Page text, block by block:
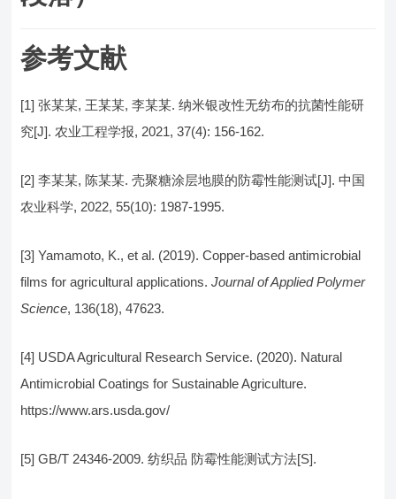
参考文献
[1] 张某某, 王某某, 李某某. 纳米银改性无纺布的抗菌性能研
究[J]. 农业工程学报, 2021, 37(4): 156-162.
[2] 李某某, 陈某某. 壳聚糖涂层地膜的防霉性能测试[J]. 中国
农业科学, 2022, 55(10): 1987-1995.
[3] Yamamoto, K., et al. (2019). Copper-based antimicrobial
films for agricultural applications.Journal of Applied Polymer
Science, 136(18), 47623.
[4] USDA Agricultural Research Service. (2020). Natural
Antimicrobial Coatings for Sustainable Agriculture.
https://www.ars.usda.gov/
[5] GB/T 24346-2009. 纺织品 防霉性能测试方法[S].